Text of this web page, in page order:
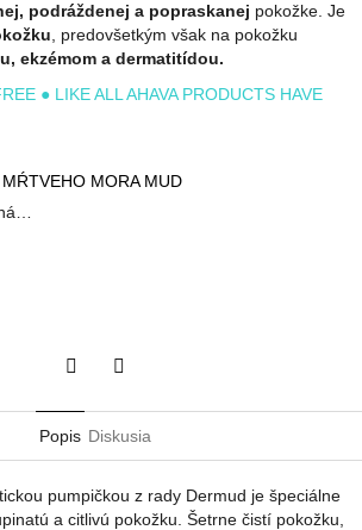
podráždenej a popraskanej pokožke. Je
, predovšetkým však na pokožku
ekzémom a dermatitídou.
● LIKE ALL AHAVA PRODUCTS HAVE
MORA MUD
Popis Diskusia
pumpičkou z rady Dermud je špeciálne
a citlivú pokožku. Šetrne čistí pokožku,